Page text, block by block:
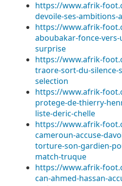
https://www.afrik-
devoile-ses-ambitions-
https://www.afrik-
aboubakar-fonce-
surprise
https://www.afrik-
traore-sort-du-silence-
selection
https://www.afrik-
protege-de-thierry-
liste-deric-chelle
https://www.afrik-
cameroun-accuse-
torture-son-gardien-
match-truque
https://www.afrik-
can-ahmed-hassan-